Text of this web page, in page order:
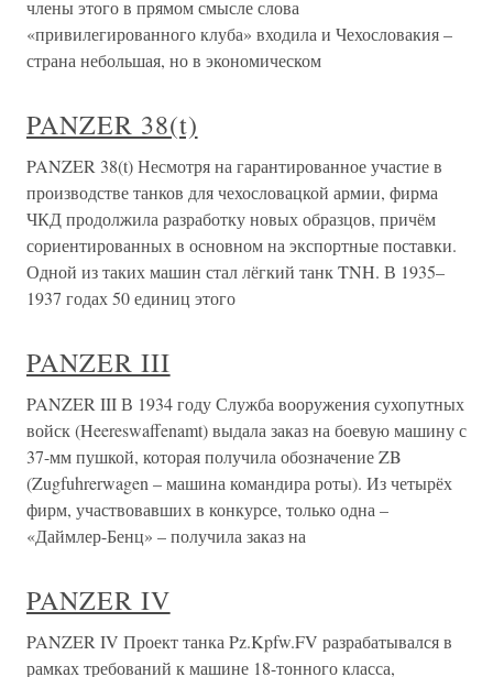
члены этого в прямом смысле слова
«привилегированного клуба» входила и Чехословакия –
страна небольшая, но в экономическом
PANZER 38(t)
PANZER 38(t) Несмотря на гарантированное участие в
производстве танков для чехословацкой армии, фирма
ЧКД продолжила разработку новых образцов, причём
сориентированных в основном на экспортные поставки.
Одной из таких машин стал лёгкий танк TNH. В 1935–
1937 годах 50 единиц этого
PANZER III
PANZER III В 1934 году Служба вооружения сухопутных
войск (Heereswaffenamt) выдала заказ на боевую машину с
37-мм пушкой, которая получила обозначение ZB
(Zugfuhrerwagen – машина командира роты). Из четырёх
фирм, участвовавших в конкурсе, только одна –
«Даймлер-Бенц» – получила заказ на
PANZER IV
PANZER IV Проект танка Pz.Kpfw.FV разрабатывался в
рамках требований к машине 18-тонного класса,